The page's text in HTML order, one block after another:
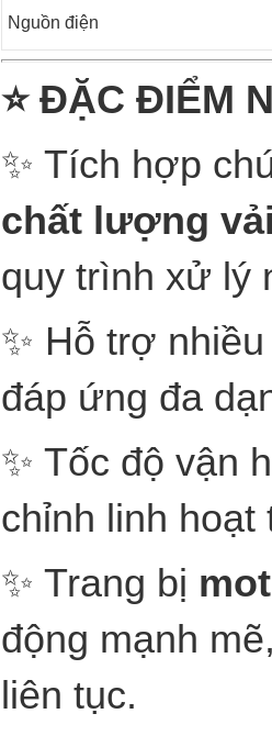
Nguồn điện
⭐ĐẶC ĐIỂM
✨ Tích hợp
chất lượng
quy trình xử lý
✨ Hỗ trợ
đáp ứng đa
✨ Tốc độ vận
chỉnh linh hoạt
✨ Trang bị
động mạnh
liên tục.